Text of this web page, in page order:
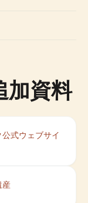
加資料
式ウェブサイ
産